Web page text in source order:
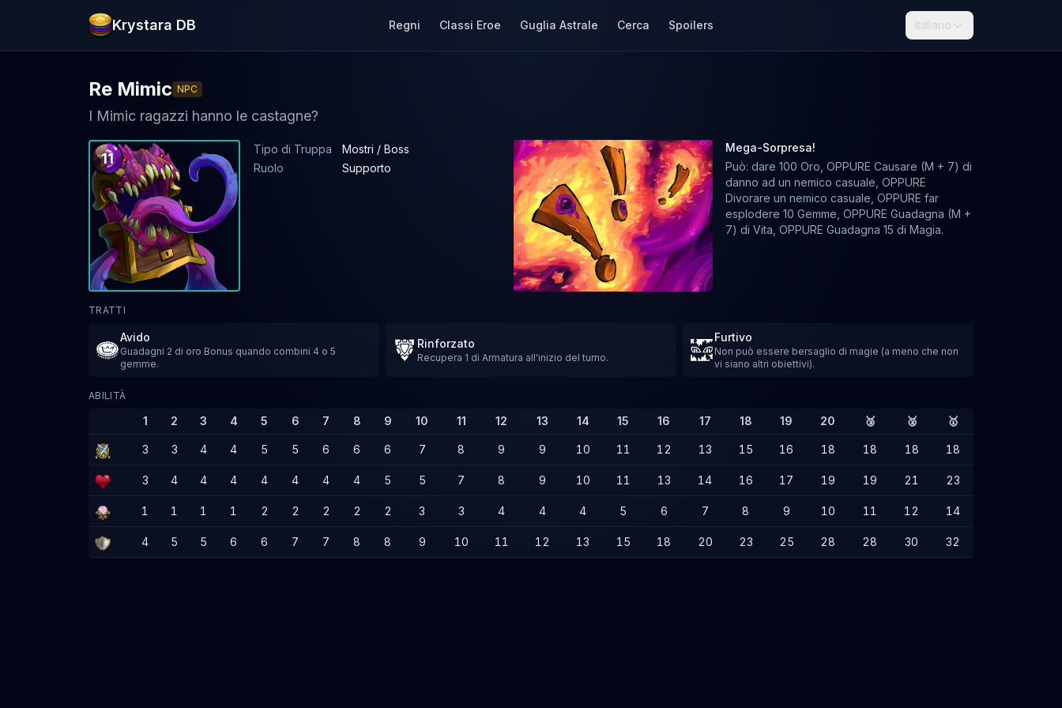
Krystara DB Regni Classi Eroe Guglia Astrale Cerca Spoilers Italiano
Re Mimic NPC
I Mimic ragazzi hanno le castagne?
11
Tipo di Truppa
Mostri / Boss
Ruolo
Supporto
Mega-Sorpresa!
Può: dare 100 Oro, OPPURE Causare (M + 7) di
danno ad un nemico casuale, OPPURE
Divorare un nemico casuale, OPPURE far
esplodere 10 Gemme, OPPURE Guadagna (M +
7) di Vita, OPPURE Guadagna 15 di Magia.
TRATTI
Avido
Guadagni 2 di oro Bonus quando combini 4 o 5
gemme.
Rinforzato
Recupera 1 di Armatura all'inizio del turno.
Furtivo
Non può essere bersaglio di magie (a meno che non
vi siano altri obiettivi).
ABILITÀ
1 2 3 4 5 6 7 8 9 10 11 12 13 14 15 16 17 18 19 20 🥉 🥈 🥇
3 3 4 4 5 5 6 6 6 7 8 9 9 10 11 12 13 15 16 18 18 18 18
3 4 4 4 4 4 4 4 5 5 7 8 9 10 11 13 14 16 17 19 19 21 23
1 1 1 1 2 2 2 2 2 3 3 4 4 4 5 6 7 8 9 10 11 12 14
4 5 5 6 6 7 7 8 8 9 10 11 12 13 15 18 20 23 25 28 28 30 32